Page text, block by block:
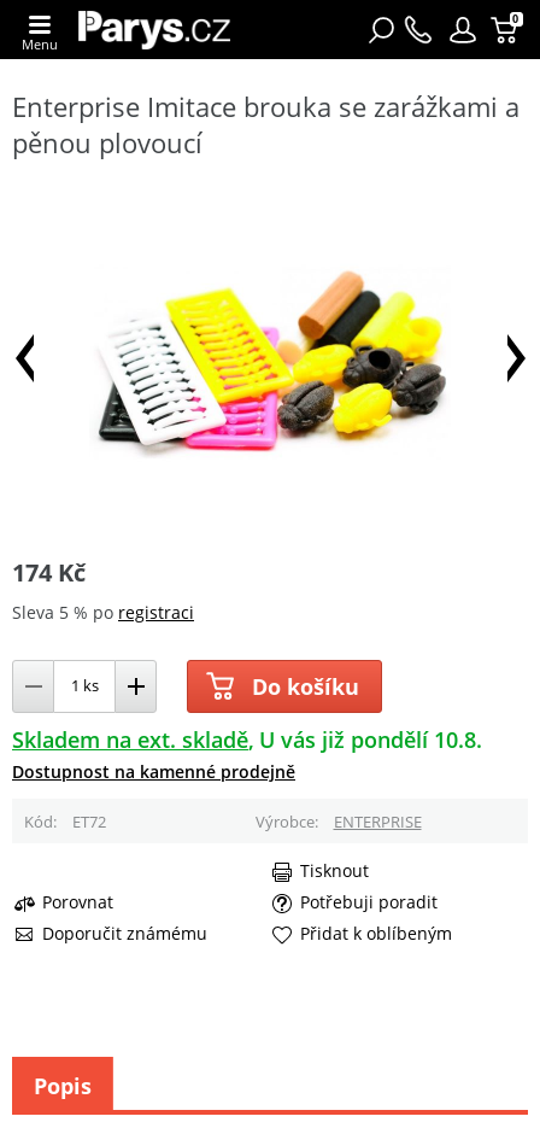
0
Menu
Enterprise Imitace brouka se zarážkami a
pěnou plovoucí
174 Kč
Sleva 5 % po registraci
Do košíku
Skladem na ext. skladě U vás již pondělí 10.8.
Dostupnost na kamenné prodejně
Kód ET72 Výrobce ENTERPRISE
Porovnat
Potřebuji poradit
Doporučit známému
Tisknout
Přidat k oblíbeným
Popis